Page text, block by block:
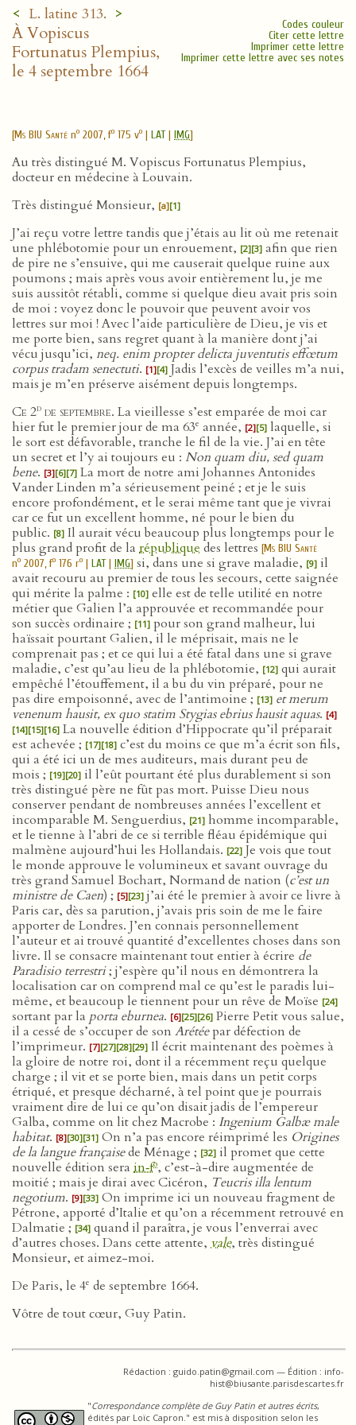
< L. latine 313. >
À Vopiscus
Fortunatus Plempius,
le 4 septembre 1664
Codes couleur
Citer cette lettre
Imprimer cette lettre
Imprimer cette lettre avec ses notes
[Ms BIU Santé no 2007, fo 175 vo | LAT| IMG]
Au très distingué M. Vopiscus Fortunatus Plempius,
docteur en médecine à Louvain.
Très distingué Monsieur, [a][1]
J’ai reçu votre lettre tandis que j’étais au lit où me retenait
une phlébotomie pour un enrouement, [2][3] afin que rien
de pire ne s’ensuive, qui me causerait quelque ruine aux
poumons ; mais après vous avoir entièrement lu, je me
suis aussitôt rétabli, comme si quelque dieu avait pris soin
de moi : voyez donc le pouvoir que peuvent avoir vos
lettres sur moi ! Avec l’aide particulière de Dieu, je vis et
me porte bien, sans regret quant à la manière dont j’ai
vécu jusqu’ici, neq. enim propter delicta juventutis effœtum
corpus tradam senectuti. [1][4] Jadis l’excès de veilles m’a nui,
mais je m’en préserve aisément depuis longtemps.
Ce 2d de septembre. La vieillesse s’est emparée de moi car
hier fut le premier jour de ma 63e année, [2][5] laquelle, si
le sort est défavorable, tranche le fil de la vie. J’ai en tête
un secret et l’y ai toujours eu : Non quam diu, sed quam
bene. [3][6][7] La mort de notre ami Johannes Antonides
Vander Linden m’a sérieusement peiné ; et je le suis
encore profondément, et le serai même tant que je vivrai
car ce fut un excellent homme, né pour le bien du
public. [8] Il aurait vécu beaucoup plus longtemps pour le
plus grand profit de la république des lettres [Ms BIU Santé
no 2007, fo 176 ro | LAT| IMG] si, dans une si grave maladie, [9] il
avait recouru au premier de tous les secours, cette saignée
qui mérite la palme : [10] elle est de telle utilité en notre
métier que Galien l’a approuvée et recommandée pour
son succès ordinaire ; [11] pour son grand malheur, lui
haïssait pourtant Galien, il le méprisait, mais ne le
comprenait pas ; et ce qui lui a été fatal dans une si grave
maladie, c’est qu’au lieu de la phlébotomie, [12] qui aurait
empêché l’étouffement, il a bu du vin préparé, pour ne
pas dire empoisonné, avec de l’antimoine ; [13] et merum
venenum hausit, ex quo statim Stygias ebrius hausit aquas. [4]
[14][15][16] La nouvelle édition d’Hippocrate qu’il préparait
est achevée ; [17][18] c’est du moins ce que m’a écrit son fils,
qui a été ici un de mes auditeurs, mais durant peu de
mois ; [19][20] il l’eût pourtant été plus durablement si son
très distingué père ne fût pas mort. Puisse Dieu nous
conserver pendant de nombreuses années l’excellent et
incomparable M. Senguerdius, [21] homme incomparable,
et le tienne à l’abri de ce si terrible fléau épidémique qui
malmène aujourd’hui les Hollandais. [22] Je vois que tout
le monde approuve le volumineux et savant ouvrage du
très grand Samuel Bochart, Normand de nation (c’est un
ministre de Caen) ; [5][23] j’ai été le premier à avoir ce livre à
Paris car, dès sa parution, j’avais pris soin de me le faire
apporter de Londres. J’en connais personnellement
l’auteur et ai trouvé quantité d’excellentes choses dans son
livre. Il se consacre maintenant tout entier à écrire de
Paradisio terrestri; j’espère qu’il nous en démontrera la
localisation car on comprend mal ce qu’est le paradis lui-
même, et beaucoup le tiennent pour un rêve de Moïse [24]
sortant par la porta eburnea. [6][25][26] Pierre Petit vous salue,
il a cessé de s’occuper de son Arétéepar défection de
l’imprimeur. [7][27][28][29] Il écrit maintenant des poèmes à
la gloire de notre roi, dont il a récemment reçu quelque
charge ; il vit et se porte bien, mais dans un petit corps
étriqué, et presque décharné, à tel point que je pourrais
vraiment dire de lui ce qu’on disait jadis de l’empereur
Galba, comme on lit chez Macrobe : Ingenium Galbæ male
habitat. [8][30][31] On n’a pas encore réimprimé les Origines
de la langue françaisede Ménage ; [32] il promet que cette
nouvelle édition sera in‑fo, c’est-à-dire augmentée de
moitié ; mais je dirai avec Cicéron, Teucris illa lentum
negotium. [9][33] On imprime ici un nouveau fragment de
Pétrone, apporté d’Italie et qu’on a récemment retrouvé en
Dalmatie ; [34] quand il paraîtra, je vous l’enverrai avec
d’autres choses. Dans cette attente, vale, très distingué
Monsieur, et aimez-moi.
De Paris, le 4e de septembre 1664.
Vôtre de tout cœur, Guy Patin.
Rédaction : guido.patin@gmail.com — Édition : info-
hist@biusante.parisdescartes.fr
"Correspondance complète de Guy Patin et autres écrits,
édités par Loïc Capron." est mis à disposition selon les